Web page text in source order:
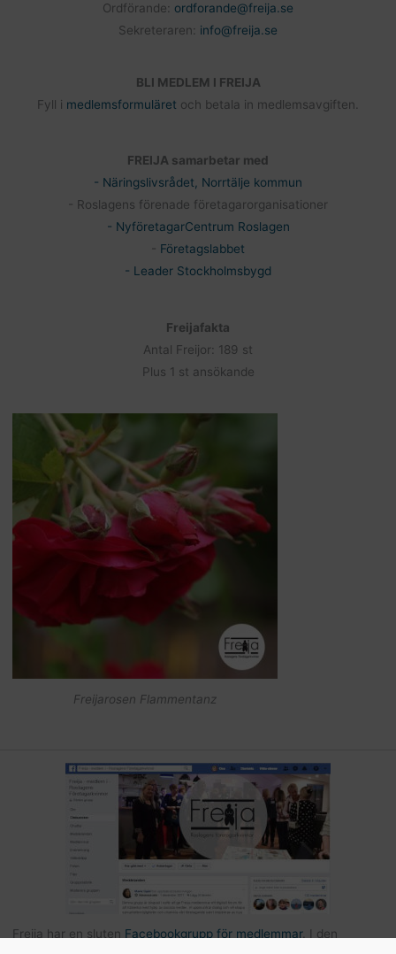
Ordförande: ordforande@freija.se
Sekreteraren: info@freija.se
BLI MEDLEM I FREIJA
Fyll i medlemsformuläret och betala in medlemsavgiften.
FREIJA samarbetar med
- Näringslivsrådet, Norrtälje kommun
- Roslagens förenade företagarorganisationer
- NyföretagarCentrum Roslagen
Företagslabbet
- Leader Stockholmsbygd
Freijafakta
Antal Freijor: 189 st
Plus 1 st ansökande
Freijarosen Flammentanz
Freija har en sluten Facebookgrupp för medlemmar. I den